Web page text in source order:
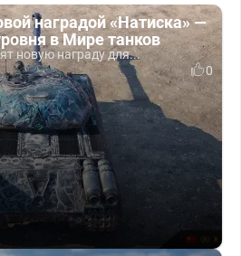
наградой «Натиска» —
в Мире танков
новую награду для...
0